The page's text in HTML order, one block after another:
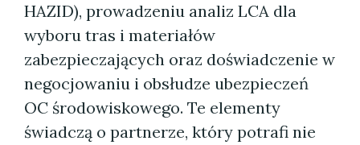
HAZID), prowadzeniu analiz LCA dla
wyboru tras i materiałów
zabezpieczających oraz doświadczenie w
negocjowaniu i obsłudze ubezpieczeń
OC środowiskowego. Te elementy
świadczą o partnerze, który potrafi nie